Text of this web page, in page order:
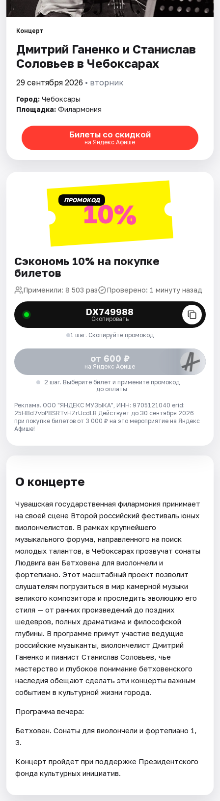
Площадки
Рейтинги
Концерт
Дмитрий Ганенко и Станислав
Соловьев в Чебоксарах
29 сентября 2026 • вторник
Город: Чебоксары
Площадка: Филармония
Билеты со скидкой
на Яндекс Афише
ПРОМОКОД10%
Сэкономь 10% на покупке
билетов
Применили: 8 503 раз Проверено: 1 минуту назад
DX749988
Скопировать
1 шаг. Скопируйте промокод
от 600 ₽
на Яндекс Афише
2 шаг. Выберите билет и примените промокод
до оплаты
Реклама. ООО "ЯНДЕКС МУЗЫКА", ИНН: 9705121040 erid:
25H8d7vbP8SRTvHZrUcdLB Действует до 30 сентября 2026
при покупке билетов от 3 000 ₽ на это мероприятие на Яндекс
Афише!
О концерте
Чувашская государственная филармония принимает
на своей сцене Второй российский фестиваль юных
виолончелистов. В рамках крупнейшего
музыкального форума, направленного на поиск
молодых талантов, в Чебоксарах прозвучат сонаты
Людвига ван Бетховена для виолончели и
фортепиано. Этот масштабный проект позволит
слушателям погрузиться в мир камерной музыки
великого композитора и проследить эволюцию его
стиля — от ранних произведений до поздних
шедевров, полных драматизма и философской
глубины. В программе примут участие ведущие
российские музыканты, виолончелист Дмитрий
Ганенко и пианист Станислав Соловьев, чье
мастерство и глубокое понимание бетховенского
наследия обещают сделать эти концерты важным
событием в культурной жизни города.
Программа вечера:
Бетховен. Сонаты для виолончели и фортепиано 1,
3.
Концерт пройдет при поддержке Президентского
фонда культурных инициатив.